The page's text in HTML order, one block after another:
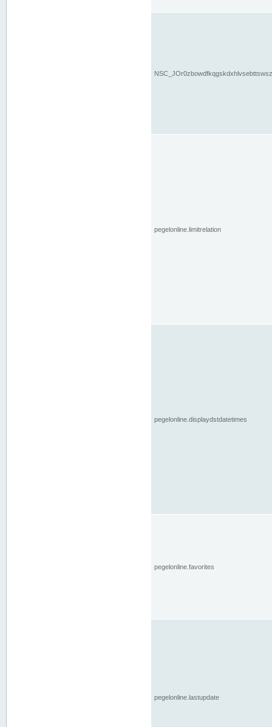
pegelonline.limitrelation
pegelonline.displaydstdatetimes
pegelonline.favorites
pegelonline.lastupdate